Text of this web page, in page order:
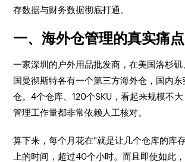
存数据与财务数据彻底打通。
一、海外仓管理的真实痛点
一家深圳的户外用品批发商，在美国洛杉
国曼彻斯特各有一个第三方海外仓，国内
仓。4个仓库、120个SKU，看起来规模不
管理工作量都非常依赖人工核对。
算下来，每个月花在"就是让几个仓库的库
上的时间，超过40个小时。而且即使如此